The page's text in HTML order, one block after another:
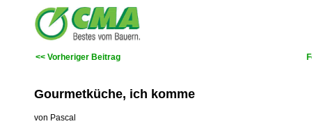
<< Vorheriger Beitrag
Gourmetküche, ich komme
von Pascal